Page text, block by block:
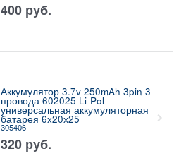
400 руб.
Аккумулятор 3.7v 250mAh 3pin 3
провода 602025 Li-Pol
универсальная аккумуляторная
батарея 6x20х25
305406
320 руб.